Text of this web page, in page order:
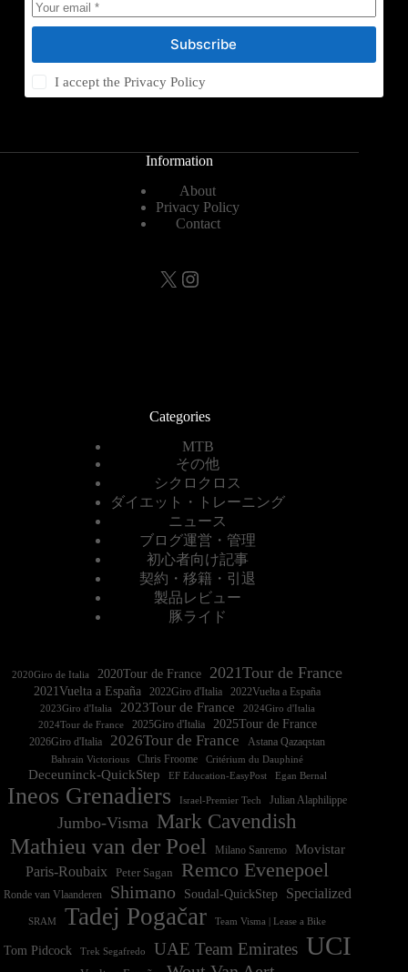
Subscribe
I accept thePrivacy Policy
Information
About
Privacy Policy
Contact
X Instagram
Categories
MTB
その他
シクロクロス
ダイエット・トレーニング
ニュース
ブログ運営・管理
初心者向け記事
契約・移籍・引退
製品レビュー
豚ライド
2020Giro de Italia 2020Tour de France 2021Tour de France
2021Vuelta a España 2022Vuelta a España
2023Giro d'Italia 2023Tour de France
2024Tour de France
2025Giro d'Italia 2025Tour de France
2026Giro d'Italia 2026Tour de France Astana Qazaqstan
Bahrain Victorious Chris Froome Critérium du Dauphiné
Deceuninck-QuickStep EF Education-EasyPost Egan Bernal
Ineos Grenadiers Israel-Premier Tech Julian Alaphilippe
Jumbo-Visma Mark Cavendish
Mathieu van der Poel Milano Sanremo
Movistar
Paris-Roubaix
Peter Sagan Remco Evenepoel
Ronde van Vlaanderen Shimano Soudal-QuickStep Specialized
SRAM Tadej Pogačar Team Visma | Lease a Bike
Tom Pidcock Trek Segafredo UAE Team Emirates UCI